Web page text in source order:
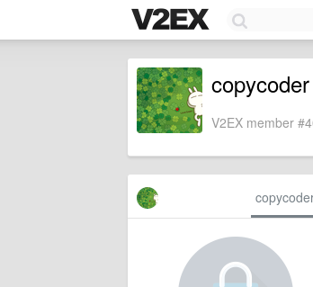
copycoder
V2EX member